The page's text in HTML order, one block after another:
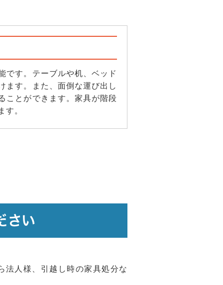
です。テーブルや机、ベッド
ます。また、面倒な運び出し
ことができます。家具が階段
す。
さい
法人様、引越し時の家具処分な